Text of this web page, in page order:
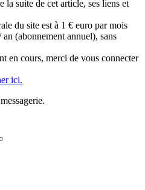
la suite de cet article, ses liens et
du site est à 1 € euro par mois
(abonnement annuel), sans
en cours, merci de vous connecter
ici.